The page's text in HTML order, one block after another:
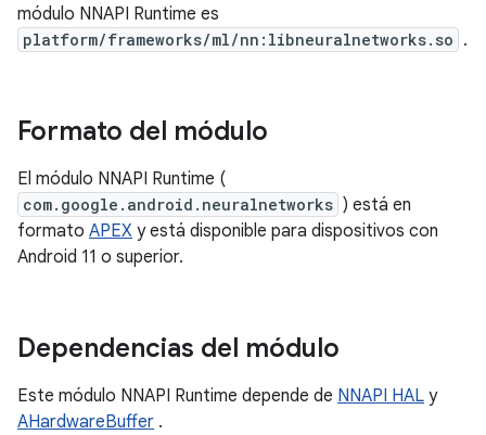
módulo NNAPI Runtime es
platform/frameworks/ml/nn:libneuralnetworks.so .
Formato del módulo
El módulo NNAPI Runtime (
com.google.android.neuralnetworks ) está en
formato APEX y está disponible para dispositivos con
Android 11 o superior.
Dependencias del módulo
Este módulo NNAPI Runtime depende de NNAPI HAL y
AHardwareBuffer .